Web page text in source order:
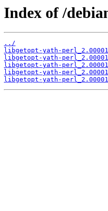
Index of /
../
libgetopt-yath-
libgetopt-yath-
libgetopt-yath-
libgetopt-yath-
libgetopt-yath-